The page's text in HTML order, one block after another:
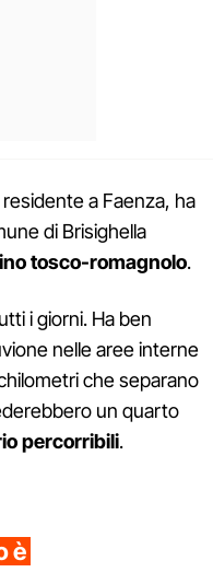
residente a Faenza, ha
di Brisighella
tosco-romagnolo.
i giorni. Ha ben
nelle aree interne
che separano
un quarto
percorribili.
è